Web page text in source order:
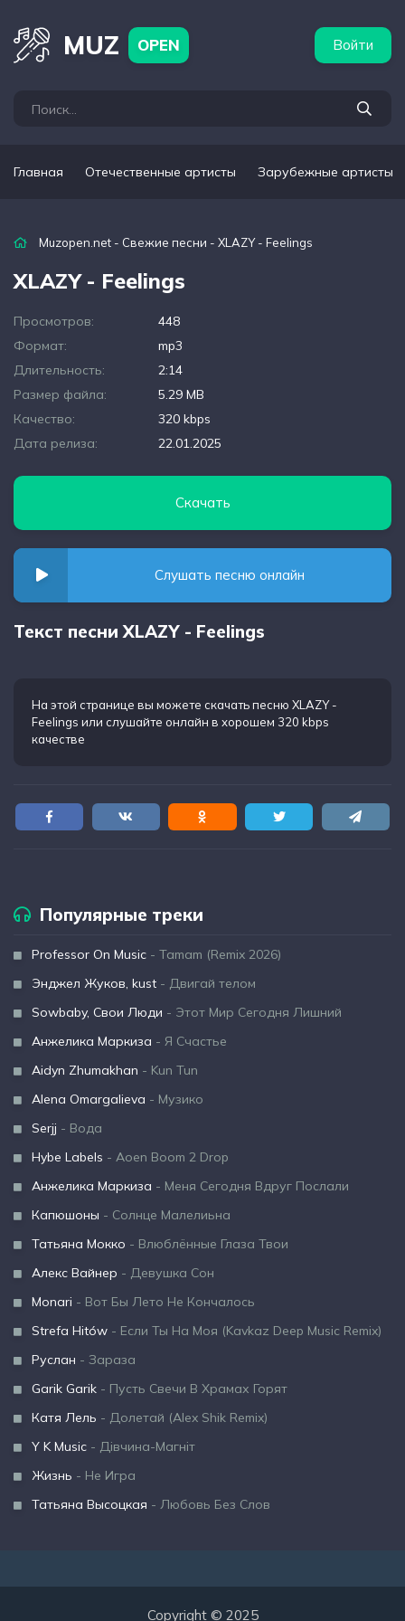
MUZ OPEN Войти
Главная Отечественные артисты Зарубежные артисты
Muzopen.net - Свежие песни - XLAZY - Feelings
XLAZY - Feelings
Просмотров:
448
Формат:
mp3
Длительность:
2:14
Размер файла:
5.29 MB
Качество:
320 kbps
Дата релиза:
22.01.2025
Скачать
Слушать песню онлайн
Текст песни XLAZY - Feelings
На этой странице вы можете скачать песню XLAZY -
Feelings или слушайте онлайн в хорошем 320 kbps
качестве
Популярные треки
Professor On Music - Tamam (Remix 2026)
Энджел Жуков, kust - Двигай телом
Sowbaby, Свои Люди - Этот Мир Сегодня Лишний
Анжелика Маркиза - Я Счастье
Aidyn Zhumakhan - Kun Tun
Alena Omargalieva - Музико
Serjj - Вода
Hybe Labels - Aoen Boom 2 Drop
Анжелика Маркиза - Меня Сегодня Вдруг Послали
Капюшоны - Солнце Малелиьна
Татьяна Мокко - Влюблённые Глаза Твои
Алекс Вайнер - Девушка Сон
Monari - Вот Бы Лето Не Кончалось
Strefa Hitów - Если Ты На Моя (Kavkaz Deep Music Remix)
Руслан - Зараза
Garik Garik - Пусть Свечи В Храмах Горят
Катя Лель - Долетай (Alex Shik Remix)
Y K Music - Дівчина-Магніт
Жизнь - Не Игра
Татьяна Высоцкая - Любовь Без Слов
Copyright © 2025
артисты Популярные подборки